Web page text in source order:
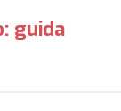
guida